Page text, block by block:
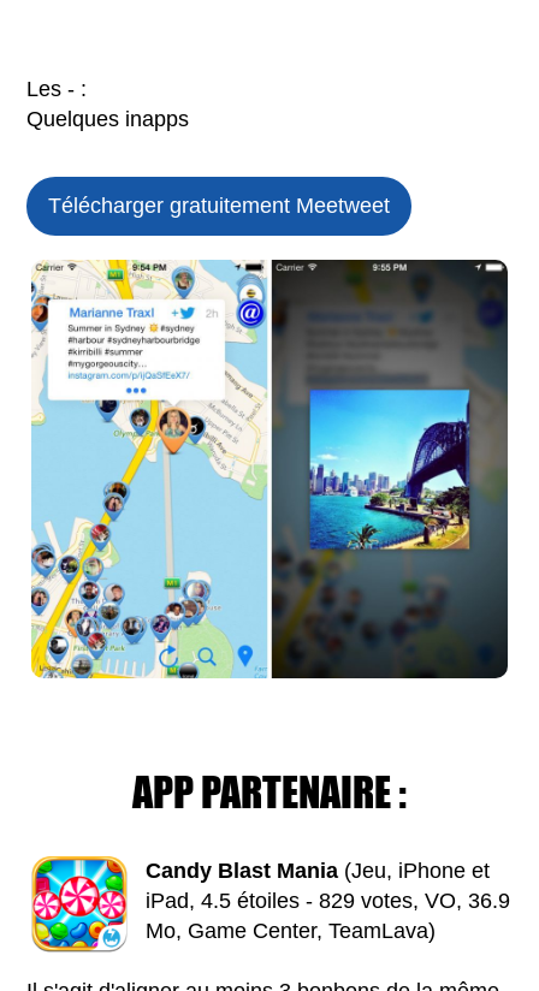
Les - :
Quelques inapps
Télécharger gratuitement Meetweet
APP PARTENAIRE :
Candy Blast Mania (Jeu, iPhone et
iPad, 4.5 étoiles - 829 votes, VO, 36.9
Mo, Game Center, TeamLava)